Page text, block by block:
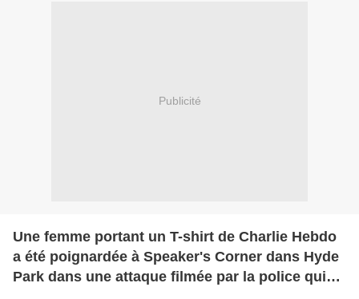
Publicité
Une femme portant un T-shirt de Charlie Hebdo
a été poignardée à Speaker's Corner dans Hyde
Park dans une attaque filmée par la police qui